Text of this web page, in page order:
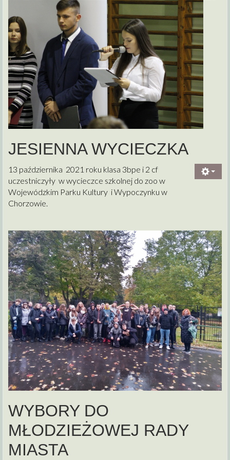
JESIENNA WYCIECZKA
13 października 2021 roku klasa 3bpe i 2 cf
uczestniczyły w wycieczce szkolnej do zoo w
Wojewódzkim Parku Kultury i Wypoczynku w
Chorzowie.
WYBORY DO
MŁODZIEŻOWEJ RADY
MIASTA